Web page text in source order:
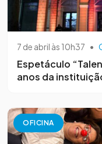
7 de abril às 10h37 •
Espetáculo
anos da
OFICINA